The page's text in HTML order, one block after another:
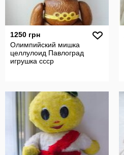
1250 грн
Олимпийский мишка
целлулоид Павлоград
игрушка ссср